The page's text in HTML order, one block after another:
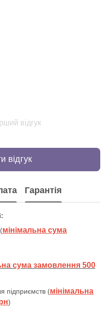
відгук
відгук
Гарантія
мінімальна сума
сума замовлення 500
підприємств (мінімальна
)